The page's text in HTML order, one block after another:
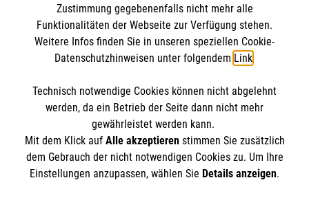
Newsletter abonnieren
Cookies verwalten|AGB|Impressum|Datenschutz
Barrierefreiheit |Kontakt| Sharepoint|Mediathek
Zustimmung gegebenenfalls nicht mehr alle
Funktionalitäten der Webseite zur Verfügung stehen.
Weitere Infos finden Sie in unseren speziellen Cookie-
Datenschutzhinweisen unter folgendem Link.
Technisch notwendige Cookies können nicht abgelehnt
werden, da ein Betrieb der Seite dann nicht mehr
gewährleistet werden kann.
Mit dem Klick auf Alle akzeptierenstimmen Sie zusätzlich
dem Gebrauch der nicht notwendigen Cookies zu. Um Ihre
Einstellungen anzupassen, wählen Sie Details anzeigen.